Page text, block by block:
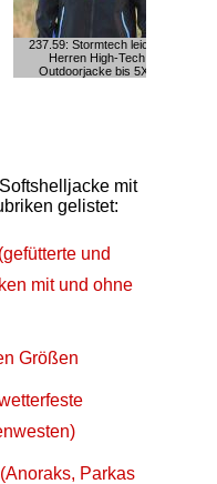
237.59: Stormtech leichte
Herren High-Tech
Outdoorjacke bis 5XL
mit
gelistet:
und
mit und ohne
Größen
Parkas